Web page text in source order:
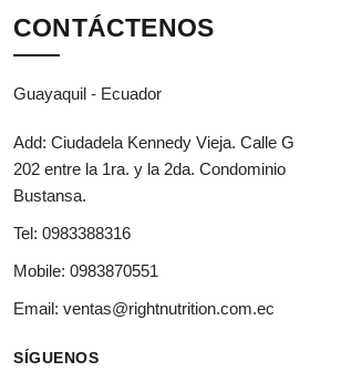
CONTÁCTENOS
Guayaquil - Ecuador
Add: Ciudadela Kennedy Vieja. Calle G
202 entre la 1ra. y la 2da. Condominio
Bustansa.
Tel: 0983388316
Mobile: 0983870551
Email: ventas@rightnutrition.com.ec
SÍGUENOS